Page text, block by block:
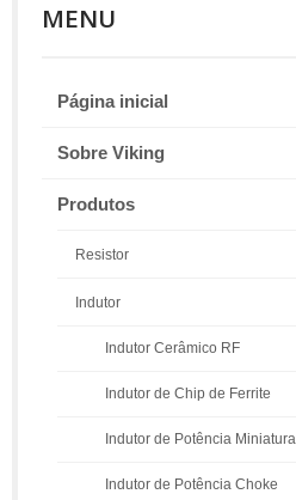
MENU
Página inicial
Sobre Viking
Produtos
Resistor
Indutor
Indutor Cerâmico RF
Indutor de Chip de Ferrite
Indutor de Potência Miniatura
Indutor de Potência Choke